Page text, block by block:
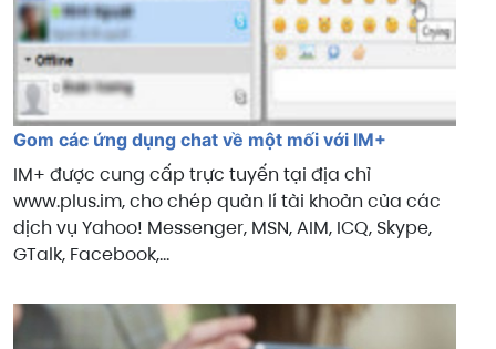
Gom các ứng dụng chat về một mối với IM+
IM+ được cung cấp trực tuyến tại địa chỉ
www.plus.im, cho chép quản lí tài khoản của các
dịch vụ Yahoo! Messenger, MSN, AIM, ICQ, Skype,
GTalk, Facebook,…